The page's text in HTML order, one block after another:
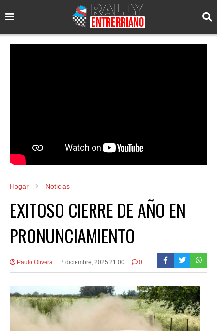
Hogar Noticias
EXITOSO CIERRE DE AÑO EN
PRONUNCIAMIENTO
Paulo Olivera 7 diciembre, 2025 21:00 0